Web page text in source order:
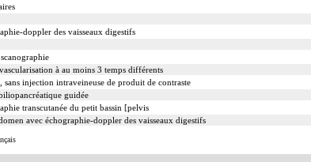
doppler des vaisseaux digestifs
à au moins 3 temps différents
injection intraveineuse de produit de contraste
guidée
transcutanée du petit bassin [pelvis
avec échographie-doppler des vaisseaux digestifs